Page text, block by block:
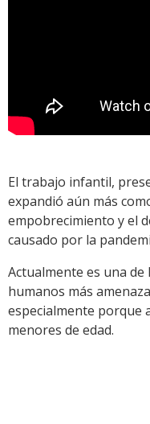
El trabajo infantil,
expandió aún más
empobrecimiento y el
causado por la
Actualmente es una de
humanos más
especialmente porque
menores de edad.